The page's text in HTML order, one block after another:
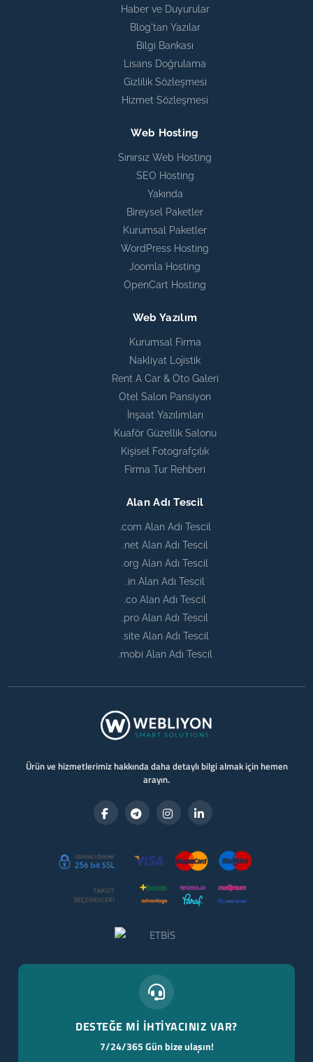
Haber ve Duyurular
Blog'tan Yazılar
Bilgi Bankası
Lisans Doğrulama
Gizlilik Sözleşmesi
Hizmet Sözleşmesi
Web Hosting
Sınırsız Web Hosting
SEO Hosting
Yakında
Bireysel Paketler
Kurumsal Paketler
WordPress Hosting
Joomla Hosting
OpenCart Hosting
Web Yazılım
Kurumsal Firma
Nakliyat Lojistik
Rent A Car & Oto Galeri
Otel Salon Pansiyon
İnşaat Yazılımları
Kuaför Güzellik Salonu
Kişisel Fotografçılık
Firma Tur Rehberi
Alan Adı Tescil
.com Alan Adı Tescil
.net Alan Adı Tescil
.org Alan Adı Tescil
.in Alan Adı Tescil
.co Alan Adı Tescil
.pro Alan Adı Tescil
.site Alan Adı Tescil
.mobi Alan Adı Tescil
Ürün ve hizmetlerimiz hakkında daha detaylı bilgi almak için hemen
arayın.
DESTEĞE Mİ İHTİYACINIZ VAR?
7/24/365 Gün bize ulaşın!